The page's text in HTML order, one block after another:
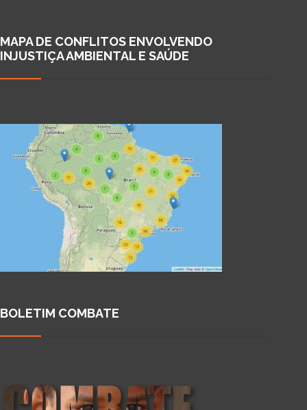
MAPA DE CONFLITOS ENVOLVENDO
INJUSTIÇA AMBIENTAL E SAÚDE
BOLETIM COMBATE